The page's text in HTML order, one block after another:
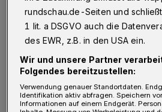
die notwendigen
erforderlichen Parkplätze und
Infrastruktureinrichtungen,
Ankunftsgebäude, errichten
das Grundstück des
rundschau.de-Seiten und
1 lit. a DSGVO auch die
des EWR, z.B. in den USA ein.
Wir und unsere Partner
Folgendes bereitzustellen:
Verwendung genauer Standortdaten.
Identifikation aktiv abfragen. Speichern
Informationen auf einem Endgerät.